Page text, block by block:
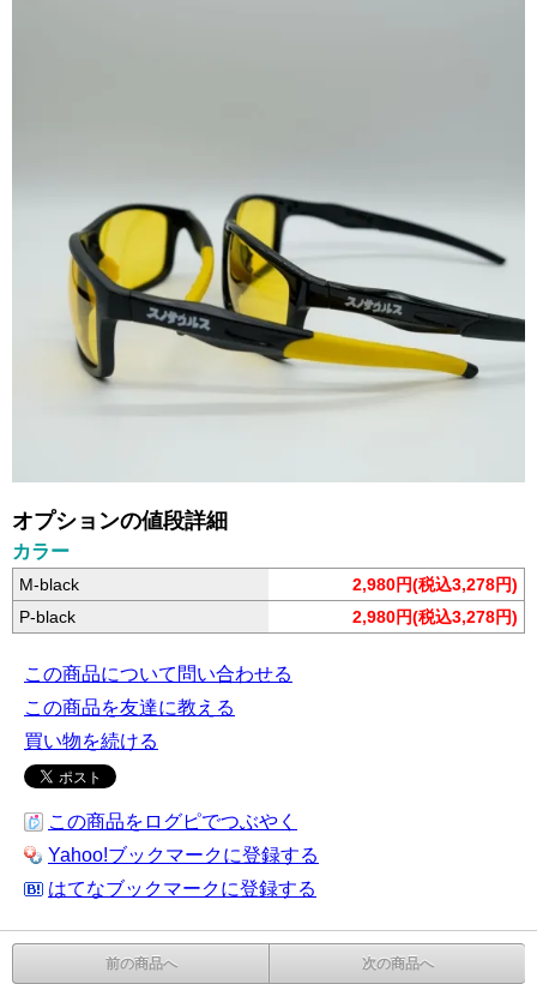
オプションの値段詳細
カラー
M-black
2,980円(税込3,278円)
P-black
2,980円(税込3,278円)
この商品について問い合わせる
この商品を友達に教える
買い物を続ける
この商品をログピでつぶやく
Yahoo!ブックマークに登録する
はてなブックマークに登録する
前の商品へ 次の商品へ